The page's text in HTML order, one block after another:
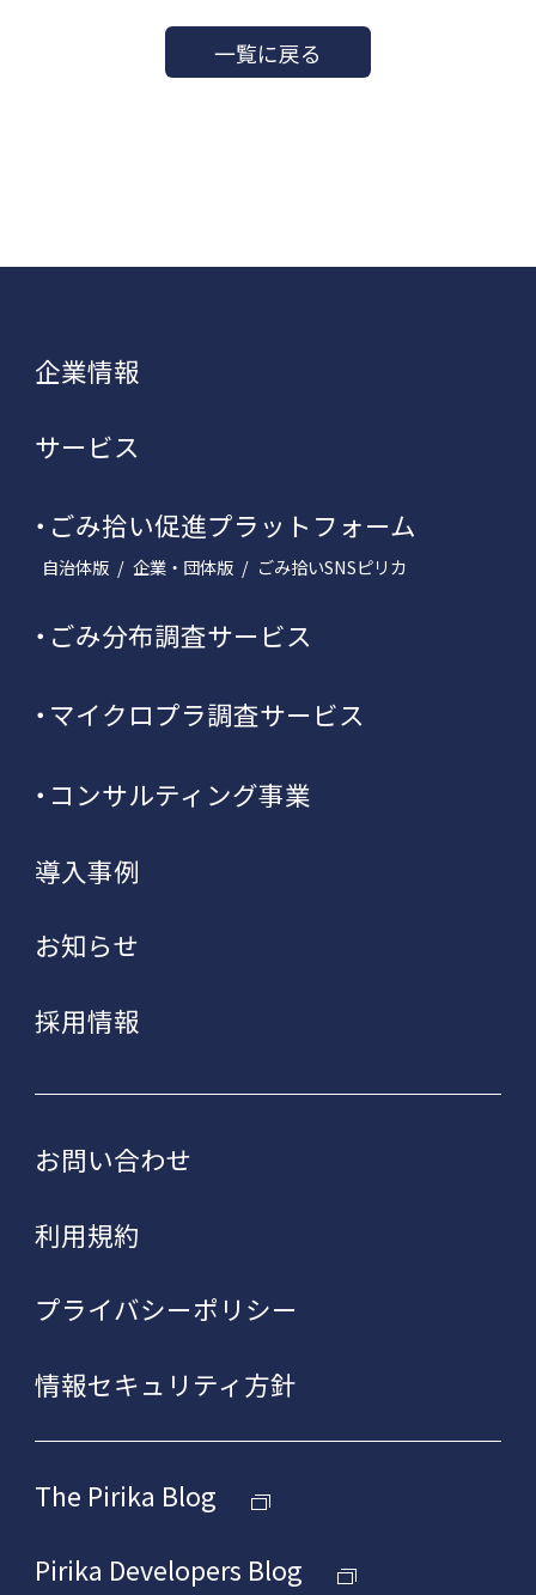
一覧に戻る
企業情報
サービス
ごみ拾い促進プラットフォーム
自治体版 企業・団体版 ごみ拾いSNSピリカ
ごみ分布調査サービス
マイクロプラ調査サービス
コンサルティング事業
導入事例
お知らせ
採用情報
お問い合わせ
利用規約
プライバシーポリシー
情報セキュリティ方針
The Pirika Blog
Pirika Developers Blog